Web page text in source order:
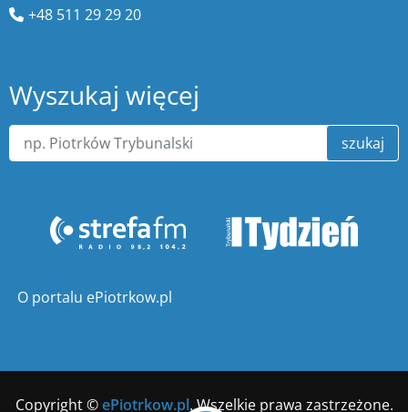
+48 511 29 29 20
Wyszukaj więcej
szukaj
O portalu ePiotrkow.pl
Copyright ©ePiotrkow.pl. Wszelkie prawa zastrzeżone.